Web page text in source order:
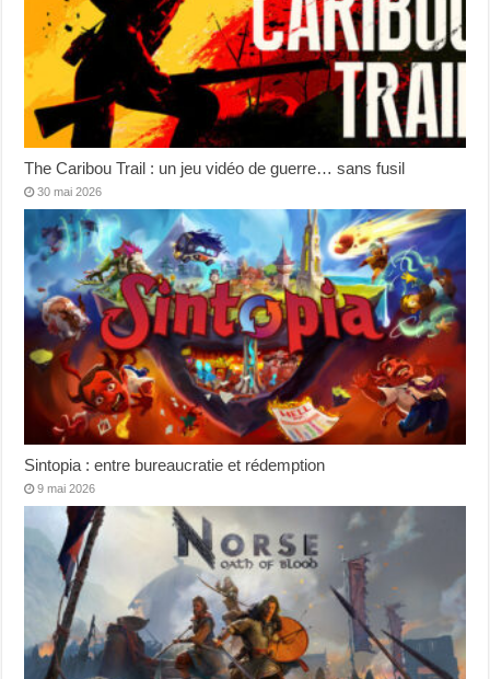
The Caribou Trail : un jeu vidéo de guerre… sans fusil
30 mai 2026
Sintopia : entre bureaucratie et rédemption
9 mai 2026